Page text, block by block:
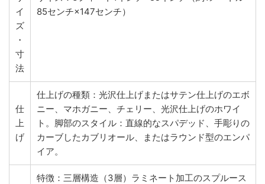
イ
ズ
・
寸
法
85センチ×147センチ）
仕
上
げ
仕上げの種類：光沢仕上げまたはサテン仕上げのエボ
ニー、マホガニー、チェリー、光沢仕上げのホワイ
ト。脚部のスタイル：直線的なスパデッド、手彫りの
カーブしたカブリオール、またはラウンド型のエンパ
イア。
特徴：三層構造（3層）ラミネート加工のスプルース